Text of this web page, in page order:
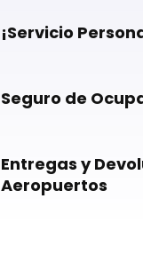
¡Servicio
Seguro de
Entregas y
Aeropuertos